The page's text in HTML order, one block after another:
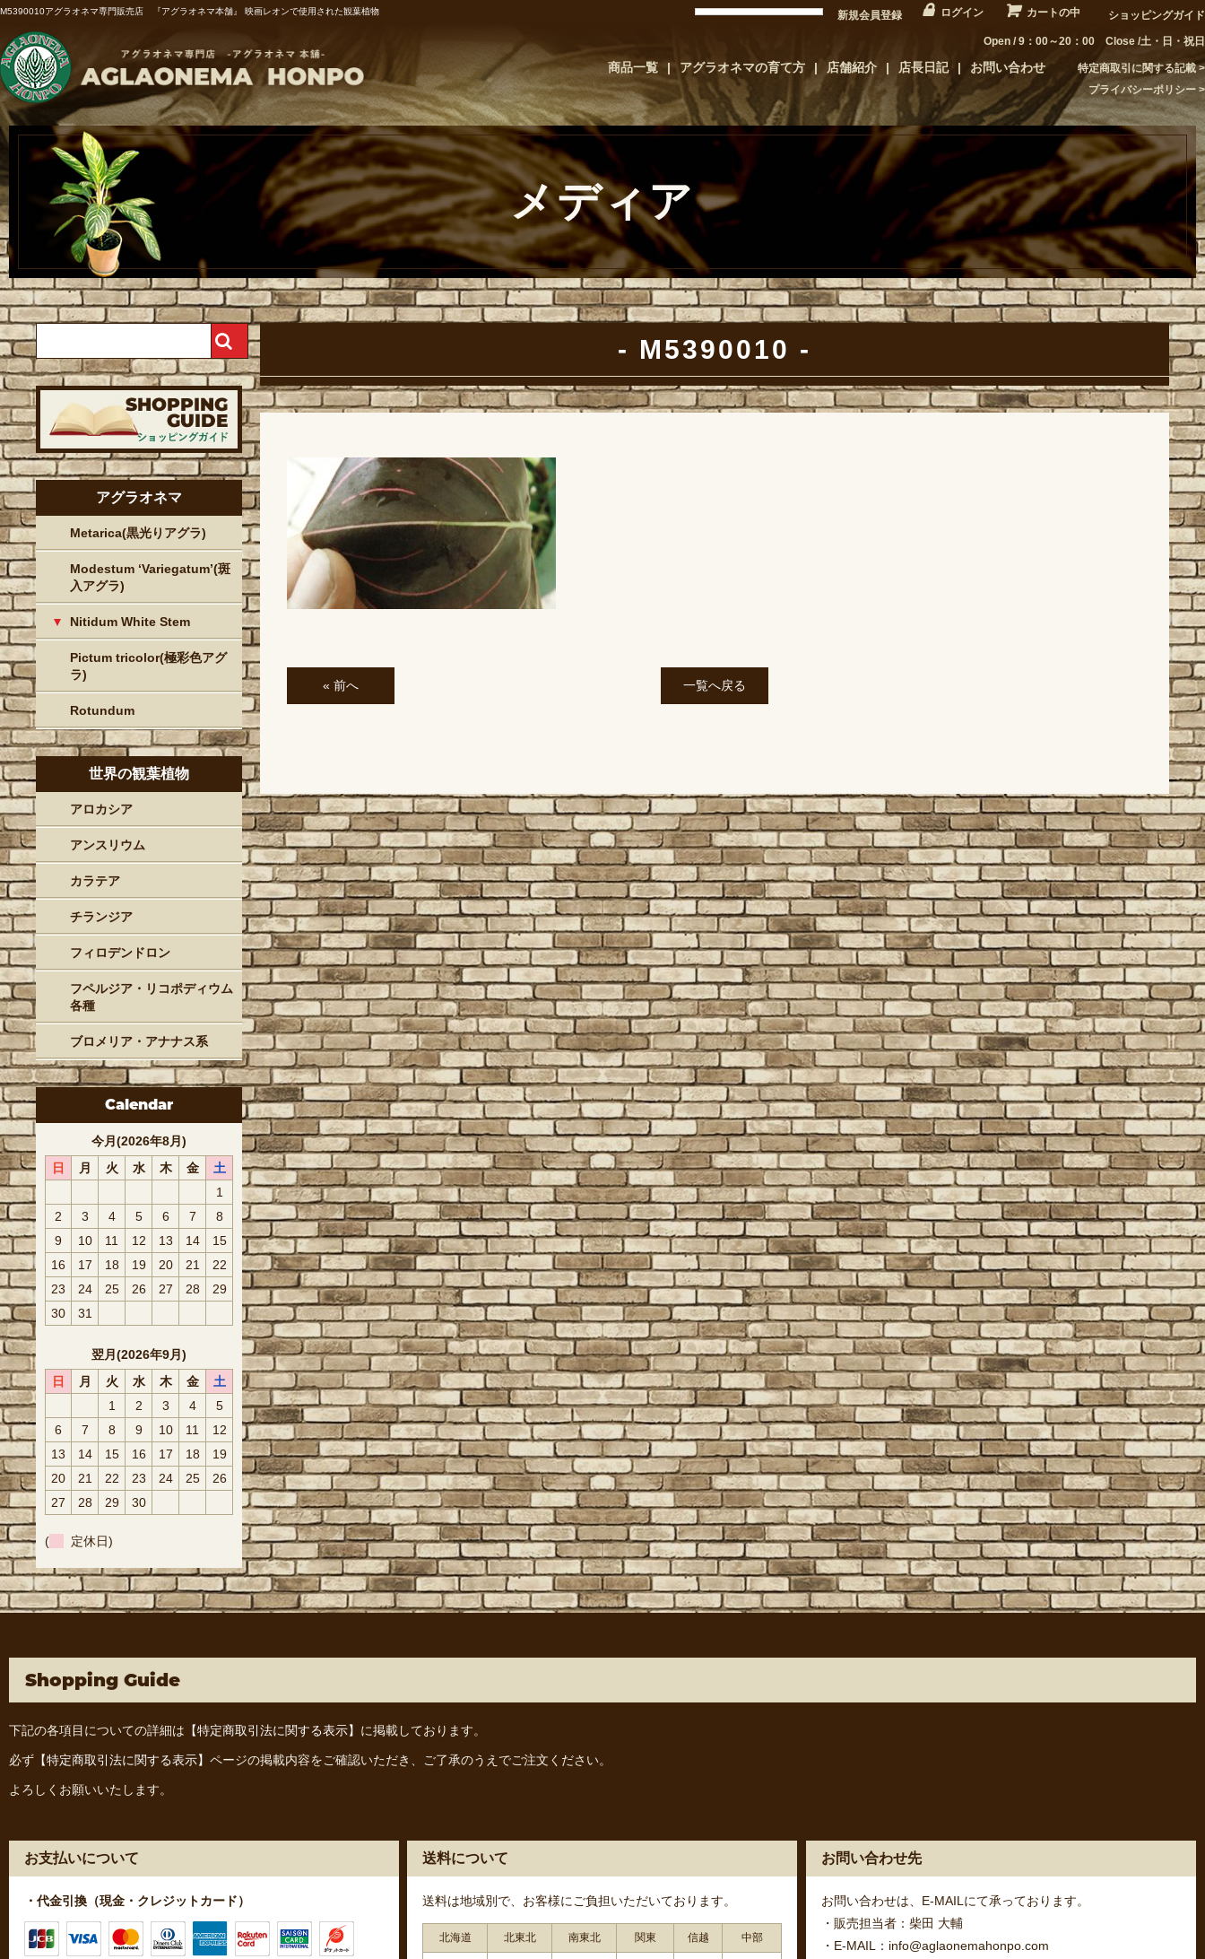
M5390010アグラオネマ専門販売店 『アグラオネマ本舗』 映画レオンで使用された観葉植物 新規会員登録 ログイン カートの中 ショッピングガイド
Open / 9：00～20：00 Close /土・日・祝日
商品一覧 アグラオネマの育て方 店舗紹介 店長日記 お問い合わせ
特定商取引に関する記載
プライバシーポリシー
メディア
M5390010
« 前へ 一覧へ戻る
アグラオネマ
Metarica(黒光りアグラ)
Modestum ‘Variegatum’(斑
入アグラ)
Nitidum White Stem
Pictum tricolor(極彩色アグ
ラ)
Rotundum
世界の観葉植物
アロカシア
アンスリウム
カラテア
チランジア
フィロデンドロン
フペルジア・リコポディウム
各種
ブロメリア・アナナス系
Calendar
今月(2026年8月)
日
月 火 水 木 金
土
1
2
3 4 5 6 7
8
9
10 11 12 13 14
15
16
17 18 19 20 21
22
23
24 25 26 27 28
29
30
31
翌月(2026年9月)
日
月 火 水 木 金
土
1
2 3 4
5
6
7 8 9 10 11
12
13
14 15 16 17 18
19
20
21 22 23 24 25
26
27
28 29 30
( 定休日)
Shopping Guide
下記の各項目についての詳細は 【特定商取引法に関する表示】 に掲載しております。
必ず 【特定商取引法に関する表示】 ページの掲載内容をご確認いただき、ご了承のうえでご注文ください。
よろしくお願いいたします。
お支払いについて
・代金引換（現金・クレジットカード）
送料について
送料は地域別で、お客様にご負担いただいております。
北海道 北東北 南東北 関東 信越 中部
お問い合わせ先
お問い合わせは、E-MAILにて承っております。
・販売担当者：柴田 大輔
・E-MAIL：info@aglaonemahonpo.com